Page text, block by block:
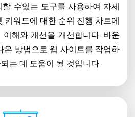
수있는 도구를 사용하여 자세
키워드에 대한 순위 진행 차트에
해와 개선을 개선합니다. 바운
은 방법으로 웹 사이트를 작업하
는 데 도움이 될 것입니다.